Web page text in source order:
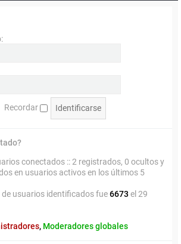
Recordar
conectados :: 2 registrados, 0 ocultos y
en usuarios activos en los últimos 5
usuarios identificados fue6673 el 29
, Moderadores globales